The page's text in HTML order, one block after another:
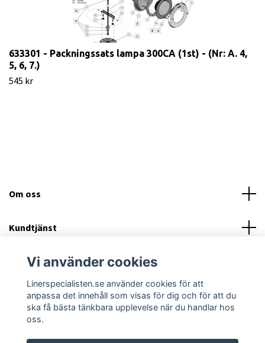
633301 - Packningssats lampa 300CA (1st) - (Nr: A. 4,
5, 6, 7.)
545 kr
Om oss
Kundtjänst
Läs mer
Sociala medier
Vi använder cookies
Linerspecialisten.se använder cookies för att
anpassa det innehåll som visas för dig och för att du
ska få bästa tänkbara upplevelse när du handlar hos
oss.